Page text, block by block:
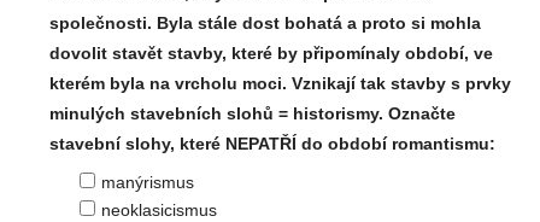
společnosti. Byla stále dost bohatá a proto si mohla
dovolit stavět stavby, které by připomínaly období, ve
kterém byla na vrcholu moci. Vznikají tak stavby s prvky
minulých stavebních slohů = historismy. Označte
stavební slohy, které NEPATŘÍ do období romantismu:
manýrismus
neoklasicismus